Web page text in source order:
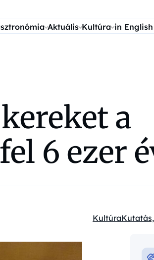
Aktuális Kultúra in English
a
6 ezer
Kategóriák:
Kultúra